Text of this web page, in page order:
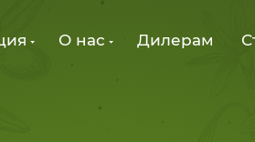
О нас Дилерам